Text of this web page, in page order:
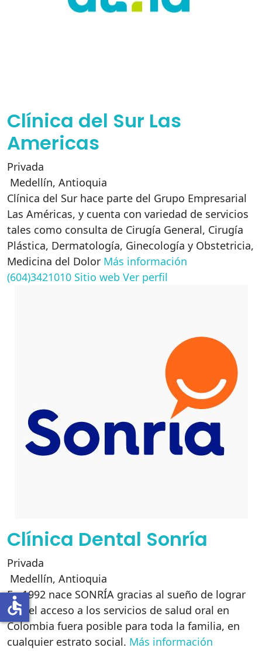
Clínica del Sur Las
Americas
Privada
Medellín, Antioquia
Clínica del Sur hace parte del Grupo Empresarial
Las Américas, y cuenta con variedad de servicios
tales como consulta de Cirugía General, Cirugía
Plástica, Dermatología, Ginecología y Obstetricia,
Medicina del Dolor Más información
(604)3421010 Sitio web Ver perfil
Clínica Dental Sonría
Privada
Medellín, Antioquia
En 1992 nace SONRÍA gracias al sueño de lograr
que el acceso a los servicios de salud oral en
Colombia fuera posible para toda la familia, en
cualquier estrato social. Más información
accessible